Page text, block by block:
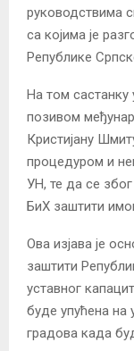
руководствима
са којима је
Републике
На том састанку
позивом
Кристијану
процедуром и
УН, те да се
БиХ заштити
Ова изјава је
заштити
уставног
буде упућена на
градова када